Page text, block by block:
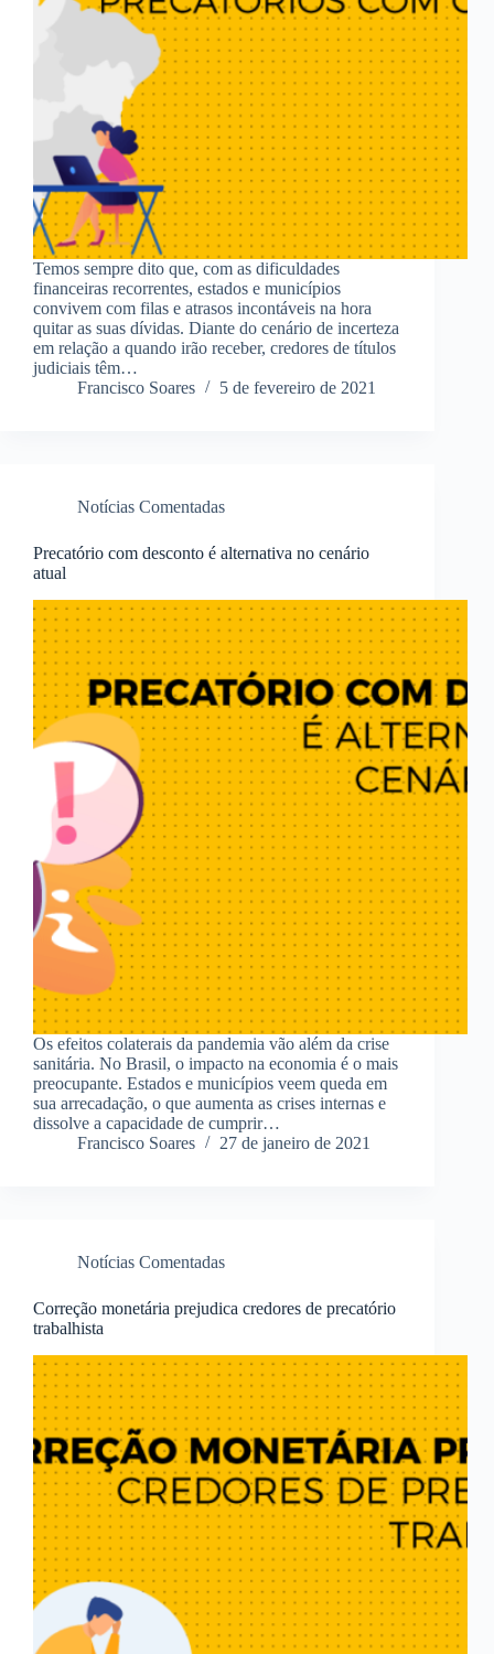
Temos sempre dito que, com as dificuldades
financeiras recorrentes, estados e municípios
convivem com filas e atrasos incontáveis na hora
quitar as suas dívidas. Diante do cenário de incerteza
em relação a quando irão receber, credores de títulos
judiciais têm…
Francisco Soares
5 de fevereiro de 2021
Notícias Comentadas
Precatório com desconto é alternativa no cenário
atual
Os efeitos colaterais da pandemia vão além da crise
sanitária. No Brasil, o impacto na economia é o mais
preocupante. Estados e municípios veem queda em
sua arrecadação, o que aumenta as crises internas e
dissolve a capacidade de cumprir…
Francisco Soares
27 de janeiro de 2021
Notícias Comentadas
Correção monetária prejudica credores de precatório
trabalhista